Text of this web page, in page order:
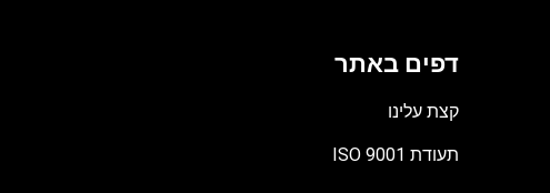
דפים באתר
קצת עלינו
תעודת ISO 9001